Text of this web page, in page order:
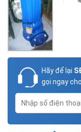
Hãy để lại
gọi ngay